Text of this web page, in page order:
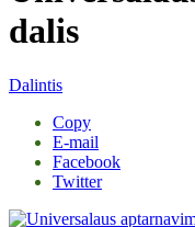
dalis
Dalintis
Copy
E-mail
Facebook
Twitter